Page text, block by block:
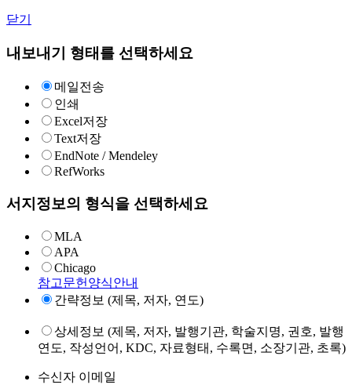
닫기
내보내기 형태를 선택하세요
메일전송
인쇄
Excel저장
Text저장
EndNote / Mendeley
RefWorks
서지정보의 형식을 선택하세요
MLA
APA
Chicago
참고문헌양식안내
간략정보 (제목, 저자, 연도)
상세정보 (제목, 저자, 발행기관, 학술지명, 권호, 발행
연도, 작성언어, KDC, 자료형태, 수록면, 소장기관, 초록)
수신자 이메일